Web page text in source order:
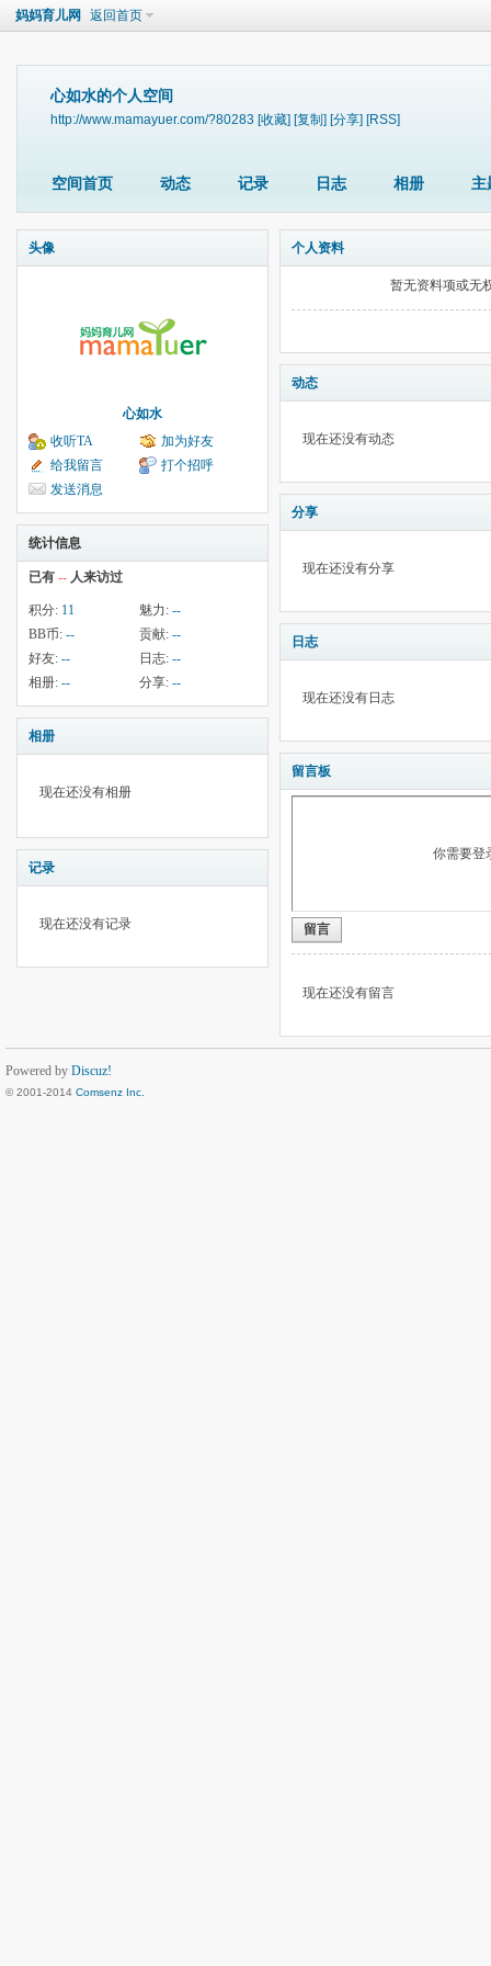
妈妈育儿网 返回首页
心如水的个人空间
http://www.mamayuer.com/?80283 [收藏] [复制] [分享] [RSS]
空间首页 动态 记录 日志 相册 主
头像
心如水
收听TA
加为好友
给我留言
打个招呼
发送消息
统计信息
已有 -- 人来访过
积分: 11 魅力:--
BB币: -- 贡献:--
好友: -- 日志:--
相册: -- 分享:--
相册
现在还没有相册
记录
现在还没有记录
个人资料
暂无资料项或无
动态
现在还没有动态
分享
现在还没有分享
日志
现在还没有日志
留言板
你需要登
留言
现在还没有留言
Powered by Discuz!
© 2001-2014 Comsenz Inc.